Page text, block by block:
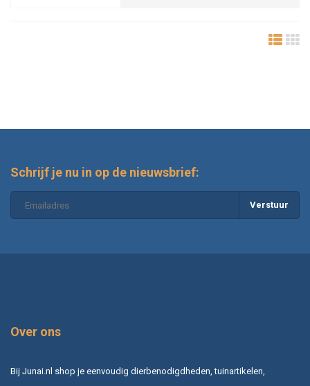
Schrijf je nu in op de nieuwsbrief:
Verstuur
Over ons
Bij Junai.nl shop je eenvoudig dierbenodigdheden, tuinartikelen,